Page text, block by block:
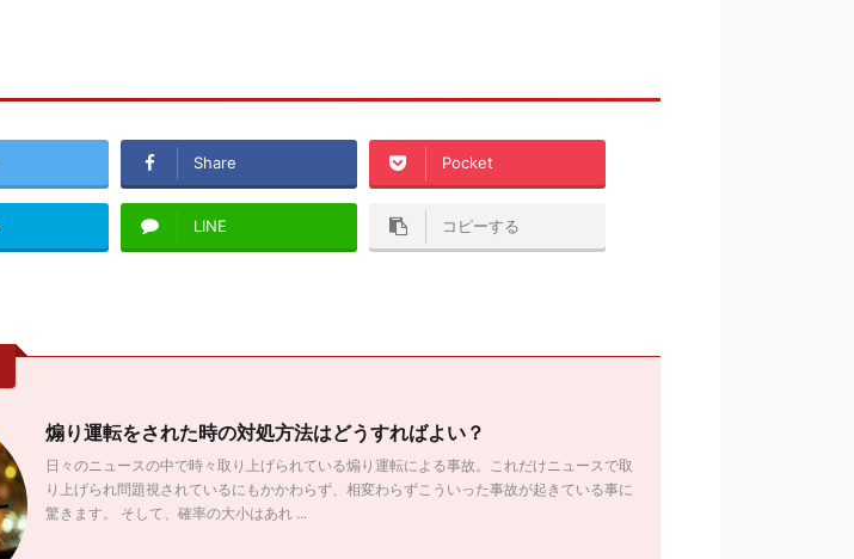
Share Pocket
LINE コピーする
煽り運転をされた時の対処方法はどうすればよい？
日々のニュースの中で時々取り上げられている煽り運転による事故。これだけニュースで取
り上げられ問題視されているにもかかわらず、相変わらずこういった事故が起きている事に
驚きます。 そして、確率の大小はあれ ...